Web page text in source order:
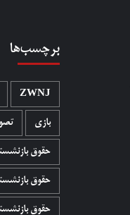
برچسب‌ها
ZWNJ
بازی
حقوق
حقوق
حقوق